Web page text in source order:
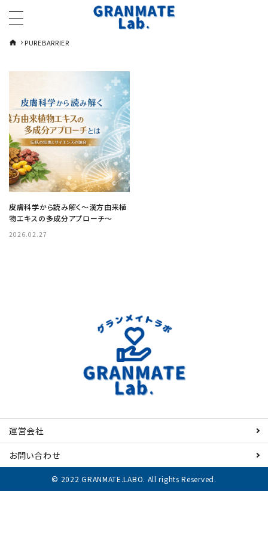
PUREBARRIER
皮膚科学から読み解く～漢方由来植
物エキスの多成分アプローチ～
2026.02.27
運営会社
お問い合わせ
© 2022 GRANMATE.LABO. All rights Reserved.